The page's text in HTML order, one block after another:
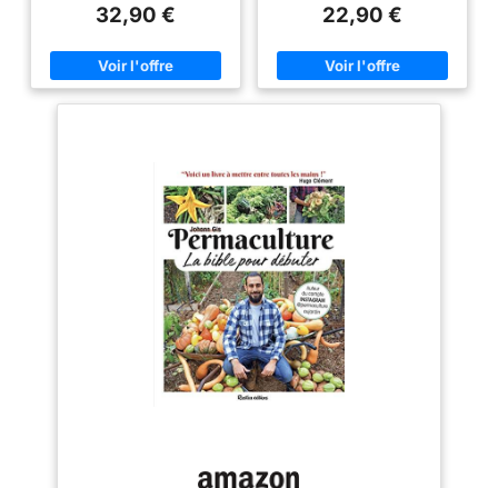
climatiques
32,90 € 22,90 €